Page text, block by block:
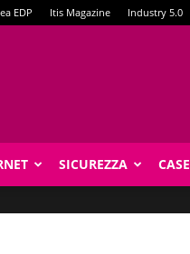
EDP Itis Magazine Industry 5.0
SICUREZZA